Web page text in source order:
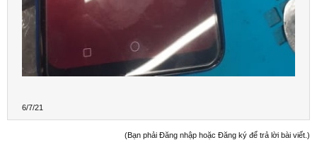
6/7/21
(Bạn phải Đăng nhập hoặc Đăng ký để trả lời bài viết.)